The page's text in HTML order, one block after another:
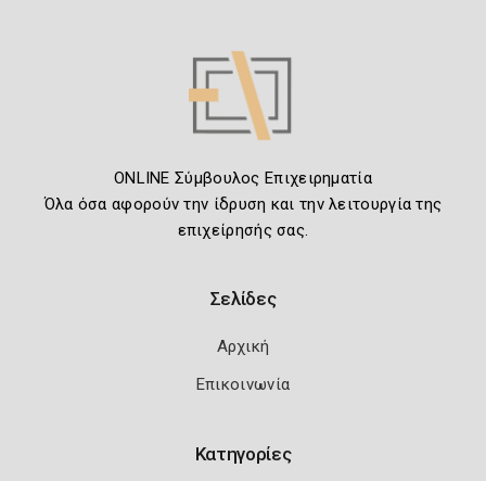
ONLINE Σύμβουλος Επιχειρηματία
Όλα όσα αφορούν την ίδρυση και την λειτουργία της
επιχείρησής σας.
Σελίδες
Αρχική
Επικοινωνία
Κατηγορίες